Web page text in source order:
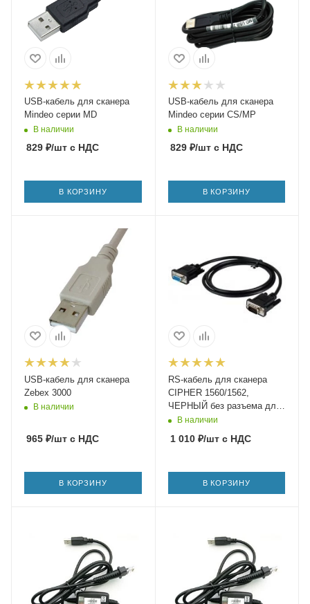
USB-кабель для сканера
Mindeo серии MD
В наличии
829 ₽/шт с НДС
В КОРЗИНУ
USB-кабель для сканера
Mindeo серии CS/MP
В наличии
829₽/штс НДС
В КОРЗИНУ
USB-кабель для сканера
Zebex 3000
В наличии
965 ₽/шт с НДС
В КОРЗИНУ
RS-кабель для сканера
CIPHER 1560/1562,
ЧЕРНЫЙ без разъема для
подачи питания
В наличии
1 010₽/штс НДС
В КОРЗИНУ